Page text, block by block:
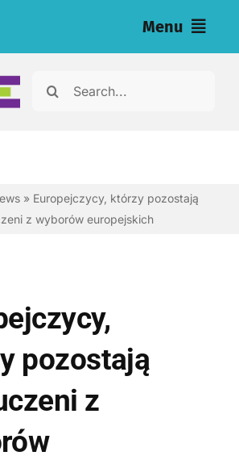
Menu
Search
» Europejczycy, którzy pozostają
z wyborów europejskich
pozostają
z